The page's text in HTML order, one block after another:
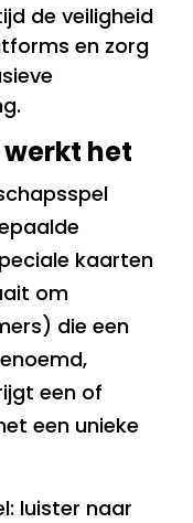
de veiligheid
en zorg
het
kaarten
om
die een
een of
een unieke
luister naar